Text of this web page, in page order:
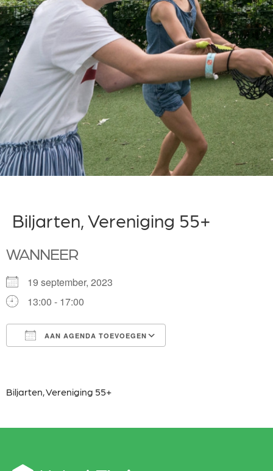
Biljarten, Vereniging 55+
WANNEER
19 september, 2023
13:00 - 17:00
AAN AGENDA TOEVOEGEN
Biljarten, Vereniging 55+